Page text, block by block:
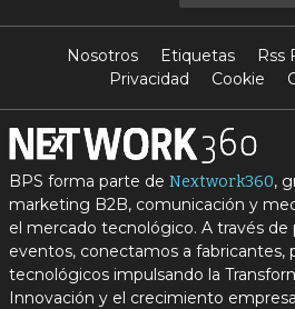
Nosotros Etiquetas Rss
Privacidad
Cookie
BPS forma parte de Nextwork360,
marketing B2B, comunicación y
el mercado tecnológico. A través
eventos, conectamos a fabricantes,
tecnológicos impulsando la
Innovación y el crecimiento